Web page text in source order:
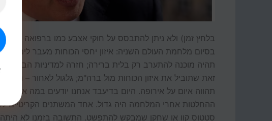
בלחץ זמן) ולא ניתן להתבסס על חוקי אצבע כמו ברפואה
בסיום מלחמת העולם השניה: איזון יחסי הכוחות מעבר לים –
תהיה מוכנה להתערב רק בלית ברירה; חזרה למדיניות
זאת שתוביל את איזון הכוחות מול ברה"מ; גלגול לאחור –
תהווה איום על אירופה. היום בדיעבד אנחנו יודעים במה
ההחלטות אחרי המלחמה היה גדול. אחד המשתנים
סטטוס קוו או שחקן שמבקש להתפשט. התשובה בזמנו לא היתה